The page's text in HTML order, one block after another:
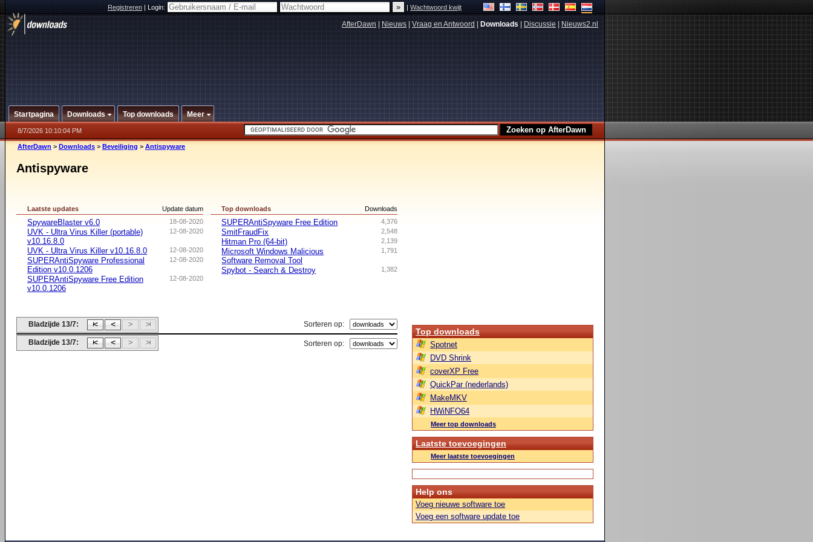
Registreren|Login: |Wachtwoord kwijt
AfterDawn Nieuws Vraag en Antwoord Downloads Discussie Nieuws2.nl
Startpagina Downloads Top downloads Meer
8/7/2026 10:10:04 PM
AfterDawn > Downloads > Beveiliging > Antispyware
Antispyware
Update datum
Laatste updates
18-08-2020
SpywareBlaster v6.0
12-08-2020
UVK - Ultra Virus Killer (portable)
v10.16.8.0
12-08-2020
UVK - Ultra Virus Killer v10.16.8.0
12-08-2020
SUPERAntiSpyware Professional
Edition v10.0.1206
12-08-2020
SUPERAntiSpyware Free Edition
v10.0.1206
Downloads
Top downloads
4,376
SUPERAntiSpyware Free Edition
2,548
SmitFraudFix
2,139
Hitman Pro (64-bit)
1,791
Microsoft Windows Malicious
Software Removal Tool
1,382
Spybot - Search & Destroy
Bladzijde 13/7: Sorteren op:
Bladzijde 13/7: Sorteren op:
Top downloads
Spotnet
DVD Shrink
coverXP Free
QuickPar (nederlands)
MakeMKV
HWiNFO64
Meer top downloads
Laatste toevoegingen
Meer laatste toevoegingen
Help ons
Voeg nieuwe software toe
Voeg een software update toe